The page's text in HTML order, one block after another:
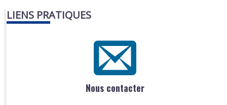
LIENS PRATIQUES
Nous contacter